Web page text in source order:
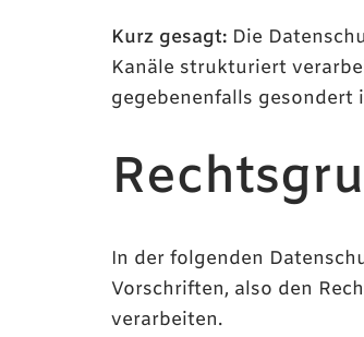
Kurz gesagt: Die
Kanäle strukturiert
gegebenenfalls gesondert
In der folgenden
Vorschriften, also den
verarbeiten.